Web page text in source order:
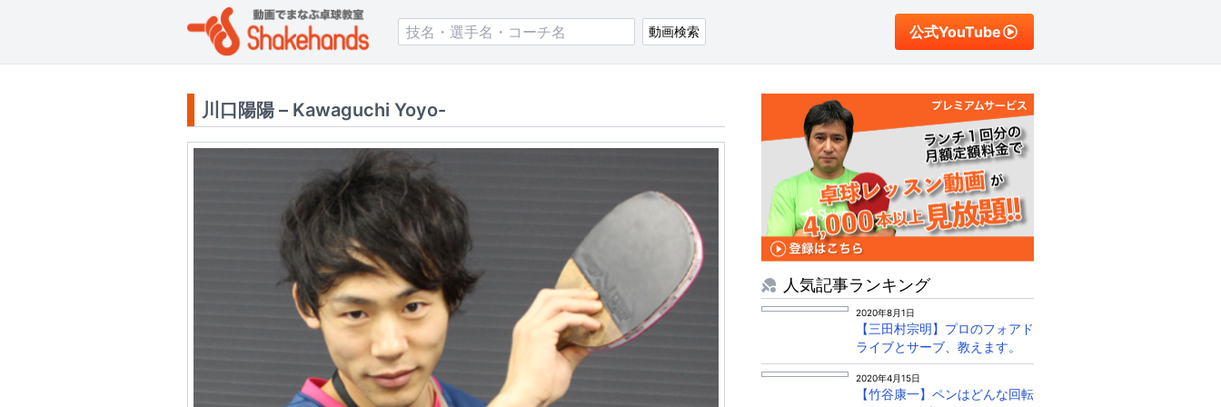
動画検索 公式YouTube
川口陽陽 – Kawaguchi Yoyo-
人気記事ランキング
2020年8月1日
【三田村宗明】プロのフォアド
ライブとサーブ、教えます。
2020年4月15日
【竹谷康一】ペンはどんな回転